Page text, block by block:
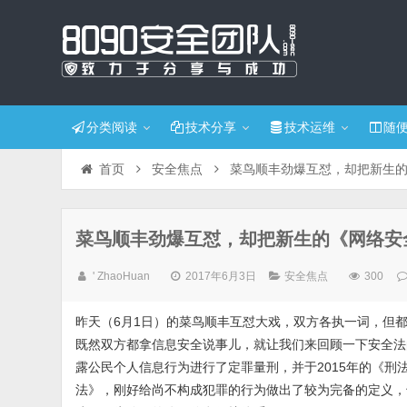
分类阅读 技术分享 技术运维 随
首页 安全焦点 菜鸟顺丰劲爆互怼，却把新生
菜鸟顺丰劲爆互怼，却把新生的《网络
' ZhaoHuan 2017年6月3日 安全焦点 300
昨天（6月1日）的菜鸟顺丰互怼大戏，双方各执一词，但
既然双方都拿信息安全说事儿，就让我们来回顾一下安全
露公民个人信息行为进行了定罪量刑，并于2015年的《
法》，刚好给尚不构成犯罪的行为做出了较为完备的定义